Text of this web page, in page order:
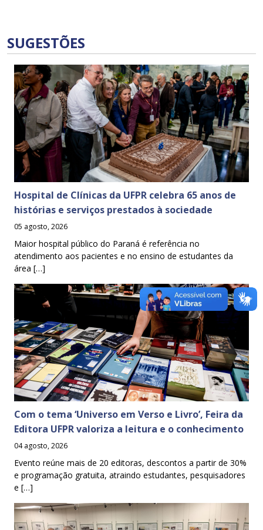
SUGESTÕES
Hospital de Clínicas da UFPR celebra 65 anos de
histórias e serviços prestados à sociedade
05 agosto, 2026
Maior hospital público do Paraná é referência no
atendimento aos pacientes e no ensino de estudantes da
área […]
Com o tema ‘Universo em Verso e Livro’, Feira da
Editora UFPR valoriza a leitura e o conhecimento
04 agosto, 2026
Evento reúne mais de 20 editoras, descontos a partir de 30%
e programação gratuita, atraindo estudantes, pesquisadores
e […]